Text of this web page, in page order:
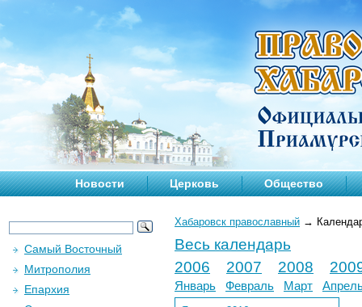
Новости Церковь Общество
Хабаровск православный →
Весь календарь
2006
2007 2008
Январь Февраль Март
Самый Восточный
Митрополия
Епархия